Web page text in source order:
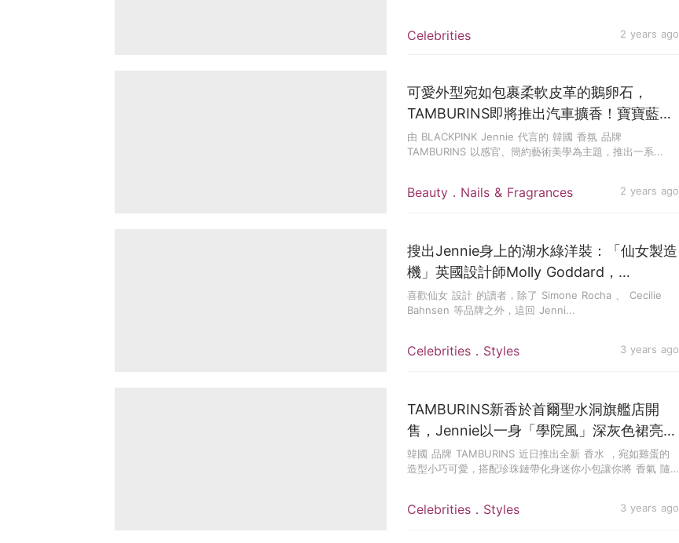
Celebrities 2 years ago
Beauty．Nails & Fragrances 2 years ago
可愛外型宛如包裹柔軟皮革的鵝卵石，
TAMBURINS即將推出汽車擴香！寶寶藍愛
心汽車方向盤讓人無法抗拒
由 BLACKPINK Jennie 代言的 韓國 香氛 品牌
TAMBURINS 以感官、簡約藝術美學為主題，推出一系...
Celebrities．Styles 3 years ago
搜出Jennie身上的湖水綠洋裝：「仙女製造
機」英國設計師Molly Goddard，
Margaret Qualley結婚也穿它！
喜歡仙女 設計 的讀者，除了 Simone Rocha 、 Cecilie
Bahnsen 等品牌之外，這回 Jenni...
Celebrities．Styles 3 years ago
TAMBURINS新香於首爾聖水洞旗艦店開
售，Jennie以一身「學院風」深灰色裙亮
相，清新又混合一點知性氣息
韓國 品牌 TAMBURINS 近日推出全新 香水 ，宛如雞蛋的
造型小巧可愛，搭配珍珠鏈帶化身迷你小包讓你將 香氣 隨